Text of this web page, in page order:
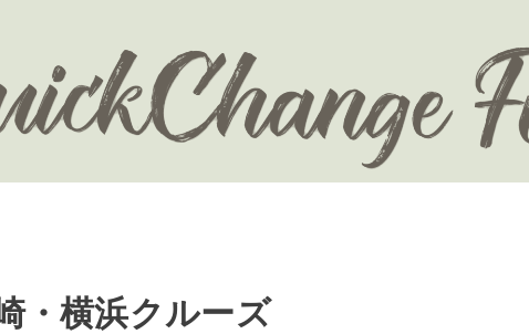
・横浜クルーズ